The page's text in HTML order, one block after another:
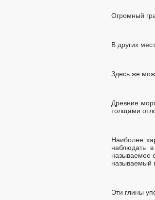
Огромный
В других
Здесь же
Древние
толщами
Наиболее
наблюдать
называемое
называемый
Эти глины